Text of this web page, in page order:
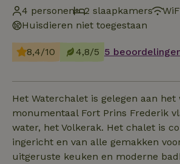
4 personen
2 slaapkamers
Huisdieren niet toegestaan
8,4/10 4,8/5 5
Het Waterchalet is gelegen aan het
monumentaal Fort Prins Frederik
water, het Volkerak. Het chalet is
ingericht en van alle gemakken
uitgeruste keuken en moderne